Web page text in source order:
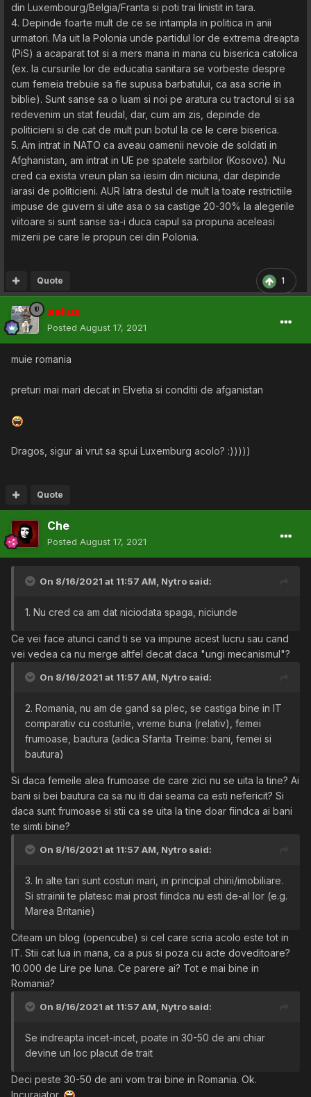
din Luxembourg/Belgia/Franta si poti trai linistit in tara.
4. Depinde foarte mult de ce se intampla in politica in anii
urmatori. Ma uit la Polonia unde partidul lor de extrema dreapta
(PiS) a acaparat tot si a mers mana in mana cu biserica catolica
(ex. la cursurile lor de educatia sanitara se vorbeste despre
cum femeia trebuie sa fie supusa barbatului, ca asa scrie in
biblie). Sunt sanse sa o luam si noi pe aratura cu tractorul si sa
redevenim un stat feudal, dar, cum am zis, depinde de
politicieni si de cat de mult pun botul la ce le cere biserica.
5. Am intrat in NATO ca aveau oamenii nevoie de soldati in
Afghanistan, am intrat in UE pe spatele sarbilor (Kosovo). Nu
cred ca exista vreun plan sa iesim din niciuna, dar depinde
iarasi de politicieni. AUR latra destul de mult la toate restrictiile
impuse de guvern si uite asa o sa castige 20-30% la alegerile
viitoare si sunt sanse sa-i duca capul sa propuna aceleasi
mizerii pe care le propun cei din Polonia.
1
Quote
aelius
Posted August 17, 2021
muie romania
preturi mai mari decat in Elvetia si conditii de afganistan
Dragos, sigur ai vrut sa spui Luxemburg acolo? :)))))
Quote
Che
Posted August 17, 2021
On 8/16/2021 at 11:57 AM, Nytro said:
1. Nu cred ca am dat niciodata spaga, niciunde
Ce vei face atunci cand ti se va impune acest lucru sau cand
vei vedea ca nu merge altfel decat daca "ungi mecanismul"?
On 8/16/2021 at 11:57 AM, Nytro said:
2. Romania, nu am de gand sa plec, se castiga bine in IT
comparativ cu costurile, vreme buna (relativ), femei
frumoase, bautura (adica Sfanta Treime: bani, femei si
bautura)
Si daca femeile alea frumoase de care zici nu se uita la tine? Ai
bani si bei bautura ca sa nu iti dai seama ca esti nefericit? Si
daca sunt frumoase si stii ca se uita la tine doar fiindca ai bani
te simti bine?
On 8/16/2021 at 11:57 AM, Nytro said:
3. In alte tari sunt costuri mari, in principal chirii/imobiliare.
Si strainii te platesc mai prost fiindca nu esti de-al lor (e.g.
Marea Britanie)
Citeam un blog (opencube) si cel care scria acolo este tot in
IT. Stii cat lua in mana, ca a pus si poza cu acte doveditoare?
10.000 de Lire pe luna. Ce parere ai? Tot e mai bine in
Romania?
On 8/16/2021 at 11:57 AM, Nytro said:
Se indreapta incet-incet, poate in 30-50 de ani chiar
devine un loc placut de trait
Deci peste 30-50 de ani vom trai bine in Romania. Ok.